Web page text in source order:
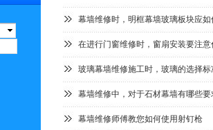
幕墙维修时，明框幕墙玻璃板块应如
在进行门窗维修时，窗扇安装要注意
玻璃幕墙维修施工时，玻璃的选择标
幕墙维修中，对于石材幕墙有哪些要
幕墙维修师傅教您如何使用射钉枪